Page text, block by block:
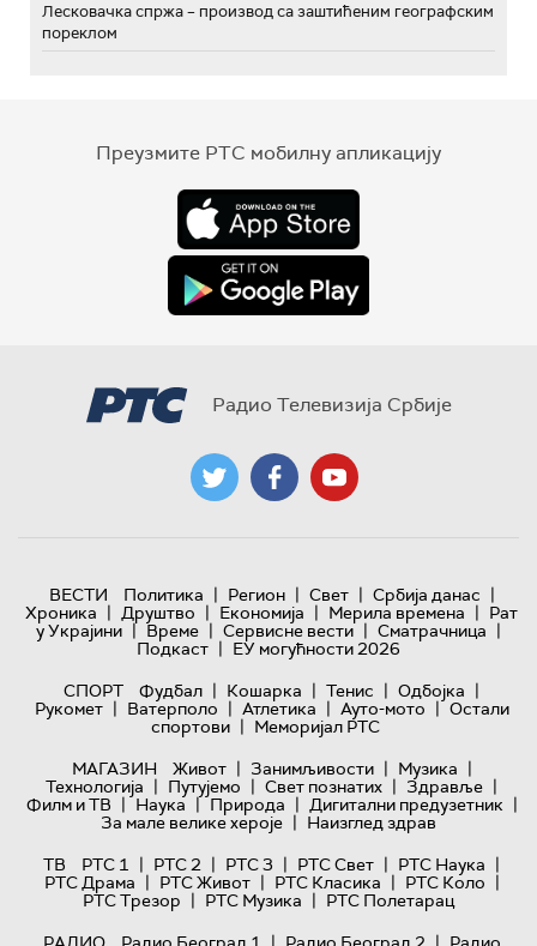
Лесковачка спржа – производ са заштићеним географским
пореклом
Преузмите РТС мобилну апликацију
Радио Телевизија Србије
ВЕСТИ Политика | Регион | Свет | Србија данас |
Хроника | Друштво | Економија | Мерила времена | Рат
у Украјини | Време | Сервисне вести | Сматрачница |
Подкаст | ЕУ могућности 2026
СПОРТ
Фудбал | Кошарка | Тенис | Одбојка |
Рукомет | Ватерполо | Атлетика | Ауто-мото | Остали
спортови | Меморијал РТС
МАГАЗИН
Живот | Занимљивости | Музика |
Технологијa | Путујемо | Свет познатих | Здравље |
Филм и ТВ | Наука | Природа | Дигитални предузетник |
За мале велике хероје | Наизглед здрав
ТВ
РТС 1 | РТС 2 | РТС 3 | РТС Свет | РТС Наука |
РТС Драма | РТС Живот | РТС Класика | РТС Коло |
РТС Трезор | РТС Музика | РТС Полетарац